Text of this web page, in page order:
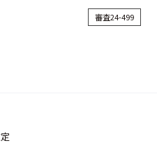
審査24-499